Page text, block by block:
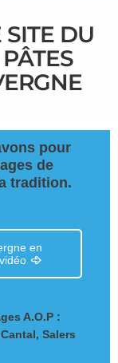
DU
pour
de
tradition.
en
vidéo
A.O.P :
Salers